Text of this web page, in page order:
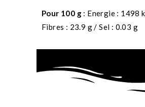
Pour 100 g : Energie : 1498
Fibres : 23.9 g / Sel : 0.03 g